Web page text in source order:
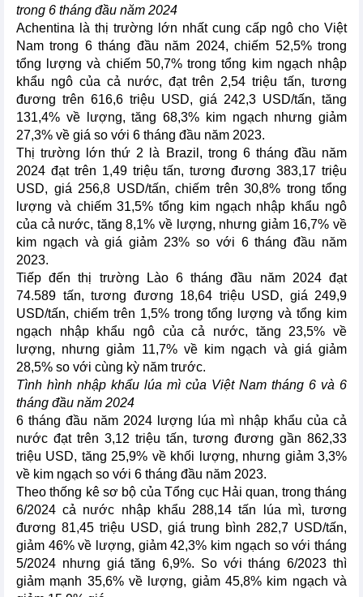
trong 6 tháng đầu năm 2024
Achentina là thị trường lớn nhất cung cấp ngô cho Việt
Nam trong 6 tháng đầu năm 2024, chiếm 52,5% trong
tổng lượng và chiếm 50,7% trong tổng kim ngạch nhập
khẩu ngô của cả nước, đạt trên 2,54 triệu tấn, tương
đương trên 616,6 triệu USD, giá 242,3 USD/tấn, tăng
131,4% về lượng, tăng 68,3% kim ngạch nhưng giảm
27,3% về giá so với 6 tháng đầu năm 2023.
Thị trường lớn thứ 2 là Brazil, trong 6 tháng đầu năm
2024 đạt trên 1,49 triệu tấn, tương đương 383,17 triệu
USD, giá 256,8 USD/tấn, chiếm trên 30,8% trong tổng
lượng và chiếm 31,5% tổng kim ngạch nhập khẩu ngô
của cả nước, tăng 8,1% về lượng, nhưng giảm 16,7% về
kim ngạch và giá giảm 23% so với 6 tháng đầu năm
2023.
Tiếp đến thị trường Lào 6 tháng đầu năm 2024 đạt
74.589 tấn, tương đương 18,64 triệu USD, giá 249,9
USD/tấn, chiếm trên 1,5% trong tổng lượng và tổng kim
ngạch nhập khẩu ngô của cả nước, tăng 23,5% về
lượng, nhưng giảm 11,7% về kim ngạch và giá giảm
28,5% so với cùng kỳ năm trước.
Tình hình nhập khẩu lúa mì của Việt Nam tháng 6 và 6
tháng đầu năm 2024
6 tháng đầu năm 2024 lượng lúa mì nhập khẩu của cả
nước đạt trên 3,12 triệu tấn, tương đương gần 862,33
triệu USD, tăng 25,9% về khối lượng, nhưng giảm 3,3%
về kim ngạch so với 6 tháng đầu năm 2023.
Theo thống kê sơ bộ của Tổng cục Hải quan, trong tháng
6/2024 cả nước nhập khẩu 288,14 tấn lúa mì, tương
đương 81,45 triệu USD, giá trung bình 282,7 USD/tấn,
giảm 46% về lượng, giảm 42,3% kim ngạch so với tháng
5/2024 nhưng giá tăng 6,9%. So với tháng 6/2023 thì
giảm mạnh 35,6% về lượng, giảm 45,8% kim ngạch và